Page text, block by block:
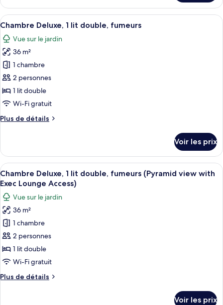
(Premium
Pyramid
View)
le
type
de
Chambre
Premium
(Premium
Pyramid
View)
Afficher
toutes
les
photos
pour
ce
type
de
chambre :
Chambre
lit
double,
fumeurs
Une chambre d’hôtel comprenant
10
Chambre Deluxe, 1 lit double, fumeurs
Vue sur le jardin
36 m²
1 chambre
2 personnes
1 lit double
Wi-Fi gratuit
Plus de détails
Plus
le
type
de
chambre
Deluxe,
lit
double,
fumeurs
Voir les prix
Afficher
toutes
les
photos
pour
ce
type
de
chambre :
Deluxe,
Une chambre d’hôtel avec deux
10
Chambre Deluxe, 1 lit double, fumeurs (Pyramid view with
Exec Lounge Access)
Vue sur le jardin
36 m²
1 chambre
2 personnes
1 lit double
Wi-Fi gratuit
Plus de détails
Plus
Voir les prix